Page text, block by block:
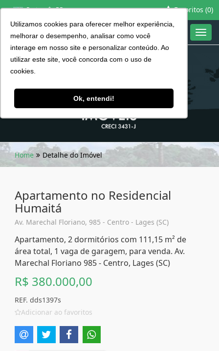
Utilizamos cookies para oferecer melhor experiência,
melhorar o desempenho, analisar como você
interage em nosso site e personalizar conteúdo. Ao
utilizar este site, você concorda com o uso de
cookies.
Ok, entendi!
Português BR Favoritos (0)
Home Detalhe do Imóvel
Apartamento no Residencial
Humaitá
Av. Marechal Floriano, 985 - Centro - Lages (SC)
Apartamento, 2 dormitórios com 111,15 m² de
área total, 1 vaga de garagem, para venda. Av.
Marechal Floriano 985 - Centro, Lages (SC)
R$ 380.000,00
REF. dds1397s
Adicionar ao favoritos